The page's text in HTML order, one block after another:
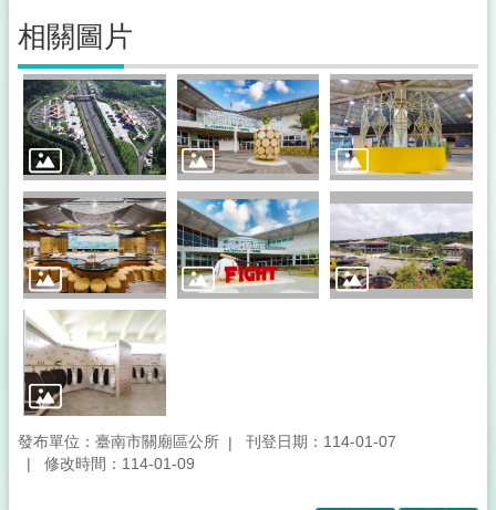
相關圖片
發布單位：臺南市關廟區公所
刊登日期：114-01-07
修改時間：114-01-09